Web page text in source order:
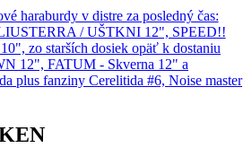
haraburdy v distre za posledný čas:
/ UŠTKNI 12", SPEED!!
zo starších dosiek opäť k dostaniu
12", FATUM - Skverna 12" a
plus fanziny Cerelitida #6, Noise master